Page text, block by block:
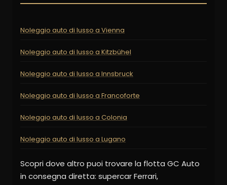
Noleggio auto di lusso a Vienna
Noleggio auto di lusso a Kitzbühel
Noleggio auto di lusso a Innsbruck
Noleggio auto di lusso a Francoforte
Noleggio auto di lusso a Colonia
Noleggio auto di lusso a Lugano
Scopri dove altro puoi trovare la flotta GC Auto
in consegna diretta: supercar Ferrari,